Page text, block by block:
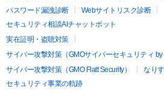
パスワード漏洩診断
Webサイトリスク診断
セキュリティ相談AIチャットボット
実在証明・盗聴対策
サイバー攻撃対策（GMOサイバーセキュリティ by
サイバー攻撃対策（GMO Flatt Security）
なり
セキュリティ事業の軌跡